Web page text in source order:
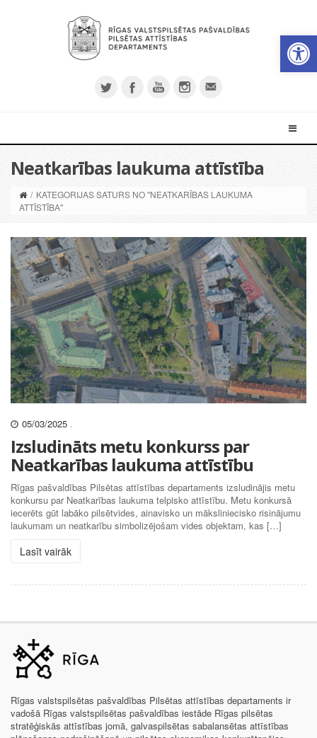
Neatkarības laukuma attīstība
/ KATEGORIJAS SATURS NO "NEATKARĪBAS LAUKUMA
ATTĪSTĪBA"
05/03/2025 .
Izsludināts metu konkurss par
Neatkarības laukuma attīstību
Rīgas pašvaldības Pilsētas attīstības departaments izsludinājis metu
konkursu par Neatkarības laukuma telpisko attīstību. Metu konkursā
iecerēts gūt labāko pilsētvides, ainavisko un māksliniecisko risinājumu
laukumam un neatkarību simbolizējošam vides objektam, kas […]
Lasīt vairāk
Rīgas valstspilsētas pašvaldības Pilsētas attīstības departaments ir
vadošā Rīgas valstspilsētas pašvaldības iestāde Rīgas pilsētas
stratēģiskās attīstības jomā, galvaspilsētas sabalansētas attīstības